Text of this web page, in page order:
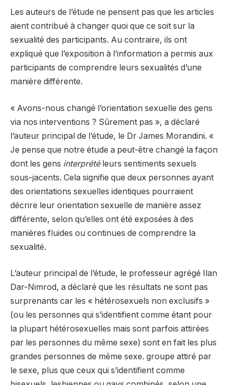
Les auteurs de l’étude ne pensent pas que les articles
aient contribué à changer quoi que ce soit sur la
sexualité des participants. Au contraire, ils ont
expliqué que l’exposition à l’information a permis aux
participants de comprendre leurs sexualités d’une
manière différente.
« Avons-nous changé l’orientation sexuelle des gens
via nos interventions ? Sûrement pas », a déclaré
l’auteur principal de l’étude, le Dr James Morandini. «
Je pense que notre étude a peut-être changé la façon
dont les gens interprétéleurs sentiments sexuels
sous-jacents. Cela signifie que deux personnes ayant
des orientations sexuelles identiques pourraient
décrire leur orientation sexuelle de manière assez
différente, selon qu’elles ont été exposées à des
manières fluides ou continues de comprendre la
sexualité.
L’auteur principal de l’étude, le professeur agrégé Ilan
Dar-Nimrod, a déclaré que les résultats ne sont pas
surprenants car les « hétérosexuels non exclusifs »
(ou les personnes qui s’identifient comme étant pour
la plupart hétérosexuelles mais sont parfois attirées
par les personnes du même sexe) sont en fait les plus
grandes personnes de même sexe. groupe attiré par
le sexe, plus que ceux qui s’identifient comme